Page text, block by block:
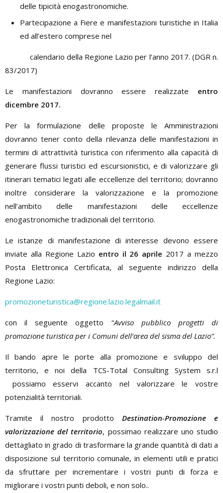
delle tipicità enogastronomiche.
Partecipazione a Fiere e manifestazioni turistiche in Italia
ed all’estero comprese nel
calendario della Regione Lazio per l’anno 2017. (DGR n.
83/2017)
Le manifestazioni dovranno essere realizzate entro
dicembre 2017.
Per la formulazione delle proposte le Amministrazioni
dovranno tener conto della rilevanza delle manifestazioni in
termini di attrattività turistica con riferimento alla capacità di
generare flussi turistici ed escursionistici, e di valorizzare gli
itinerari tematici legati alle eccellenze del territorio; dovranno
inoltre considerare la valorizzazione e la promozione
nell’ambito delle manifestazioni delle eccellenze
enogastronomiche tradizionali del territorio.
Le istanze di manifestazione di interesse devono essere
inviate alla Regione Lazio entro il 26 aprile 2017 a mezzo
Posta Elettronica Certificata, al seguente indirizzo della
Regione Lazio:
promozioneturistica@regione.lazio.legalmail.it
con il seguente oggetto “Avviso pubblico progetti di
promozione turistica per i Comuni dell’area del sisma del Lazio”.
Il bando apre le porte alla promozione e sviluppo del
territorio, e noi della TCS-Total Consulting System s.r.l
possiamo esservi accanto nel valorizzare le vostre
potenzialità territoriali.
Tramite il nostro prodotto Destination-Promozione e
valorizzazione del territorio, possimao realizzare uno studio
dettagliato in grado di trasformare la grande quantità di dati a
disposizione sul territorio comunale, in elementi utili e pratici
da sfruttare per incrementare i vostri punti di forza e
migliorare i vostri punti deboli, e non solo..